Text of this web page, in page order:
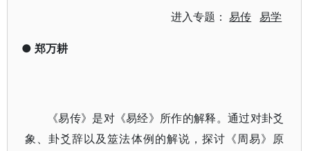
进入专题：易传 易学
● 郑万耕
《易传》是对《易经》所作的解释。通过对卦爻
象、卦爻辞以及筮法体例的解说，探讨《周易》原